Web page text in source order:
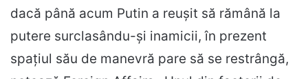
dacă până acum Putin a reușit să rămână la
putere surclasându-și inamicii, în prezent
spațiul său de manevră pare să se restrângă,